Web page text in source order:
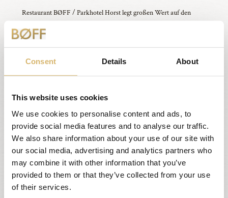
Consent Details About
This website uses cookies
We use cookies to personalise content and ads, to
provide social media features and to analyse our traffic.
We also share information about your use of our site with
our social media, advertising and analytics partners who
may combine it with other information that you’ve
provided to them or that they’ve collected from your use
of their services.
Restaurant BØFF / Parkhotel Horst legt großen Wert auf den
organisatorische Maßnahmen, um ein dem Risiko angemessenes
Sicherheitsniveau zu gewährleisten. Bei der Nutzung von
Drittanbietern (z. B. IT-Dienstleister) werden entsprechende
Personenbezogene Daten werden nicht länger gespeichert als für
die genannten Zwecke erforderlich oder gesetzlich
vorgeschrieben.
Rechte der betroffenen Personen
Anfragen zu Auskunft, Berichtigung, Einschränkung,
Widerspruch, Datenübertragbarkeit, Löschung oder Widerruf